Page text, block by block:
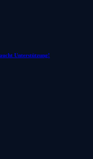
Unterstützung!